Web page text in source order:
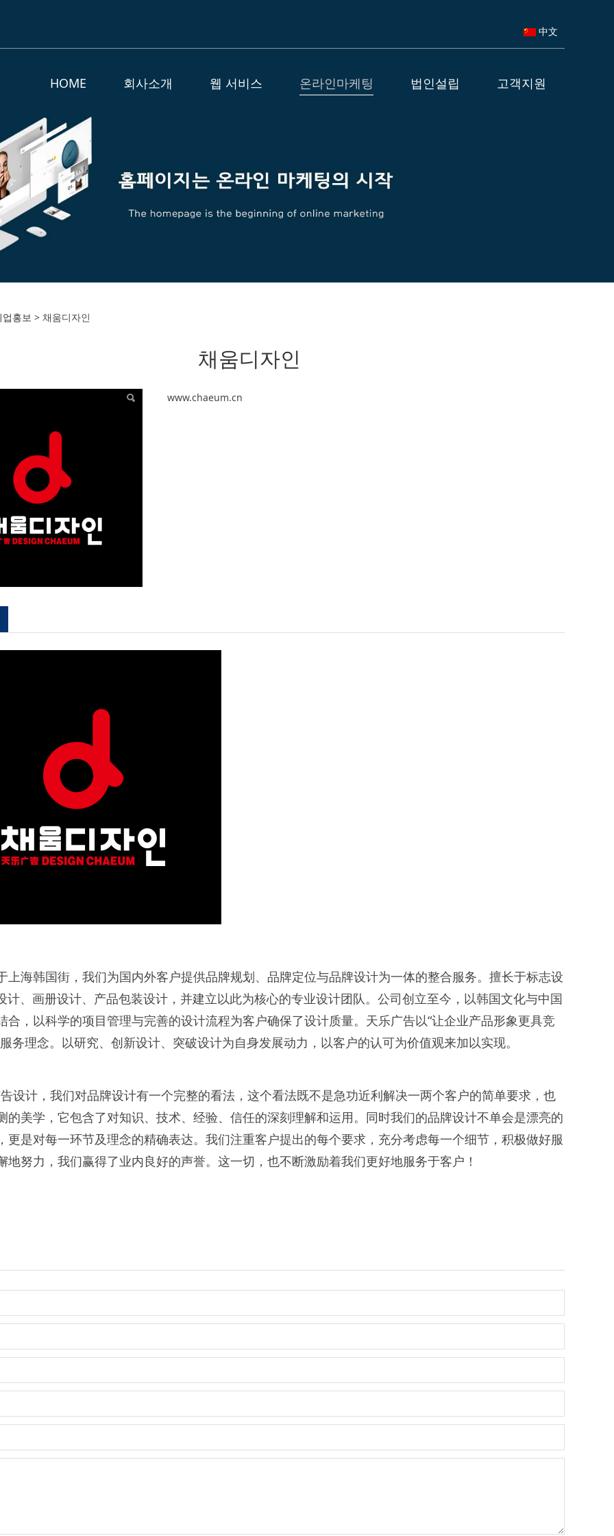
中文
HOME 회사소개 웹 서비스 온라인마케팅 법인설립 고객지원
자인
업홍보 > 채움디자인
채움디자인
www.chaeum.cn
上海韩国街，我们为国内外客户提供品牌规划、品牌定位与品牌设计为一体的整合服务。擅长于标志设
计、画册设计、产品包装设计，并建立以此为核心的专业设计团队。公司创立至今，以韩国文化与中国
合，以科学的项目管理与完善的设计流程为客户确保了设计质量。天乐广告以“让企业产品形象更具竞
务理念。以研究、创新设计、突破设计为自身发展动力，以客户的认可为价值观来加以实现。
计，我们对品牌设计有一个完整的看法，这个看法既不是急功近利解决一两个客户的简单要求，也
的美学，它包含了对知识、技术、经验、信任的深刻理解和运用。同时我们的品牌设计不单会是漂亮的
更是对每一环节及理念的精确表达。我们注重客户提出的每个要求，充分考虑每一个细节，积极做好服
地努力，我们赢得了业内良好的声誉。这一切，也不断激励着我们更好地服务于客户！